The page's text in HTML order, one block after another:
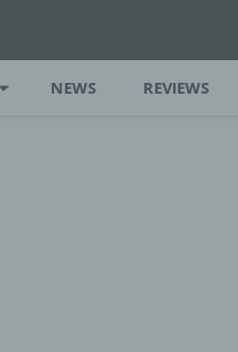
NEWS REVIEWS